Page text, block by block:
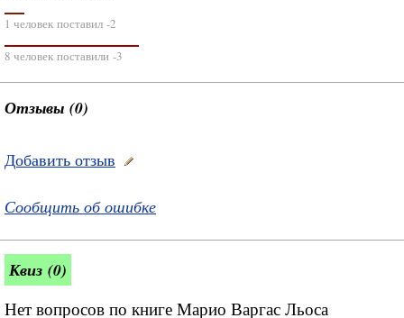
1 человек поставил -2
8 человек поставили -3
Отзывы (0)
Добавить отзыв
Сообщить об ошибке
Квиз (0)
Нет вопросов по книге Марио Варгас Льоса